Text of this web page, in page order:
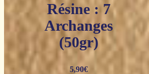
Résine : 7
Archanges
(50gr)
5,90€